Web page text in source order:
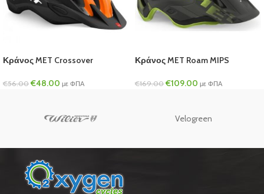
Κράνος MET Crossover
€56.00 €48.00 με ΦΠΑ
Κράνος MET Roam MIPS
€169.00 €109.00 με ΦΠΑ
Velogreen